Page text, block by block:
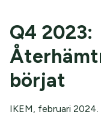
Q4 2023:
börjat
IKEM, februari 2024.